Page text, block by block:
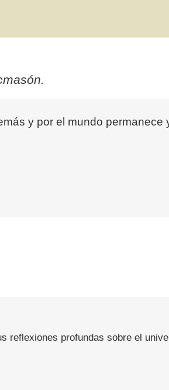
y por el mundo permanece
reflexiones profundas sobre el